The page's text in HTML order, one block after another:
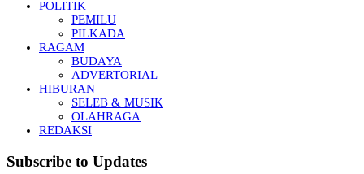
POLITIK
PEMILU
PILKADA
RAGAM
BUDAYA
ADVERTORIAL
HIBURAN
SELEB & MUSIK
OLAHRAGA
REDAKSI
Subscribe to Updates